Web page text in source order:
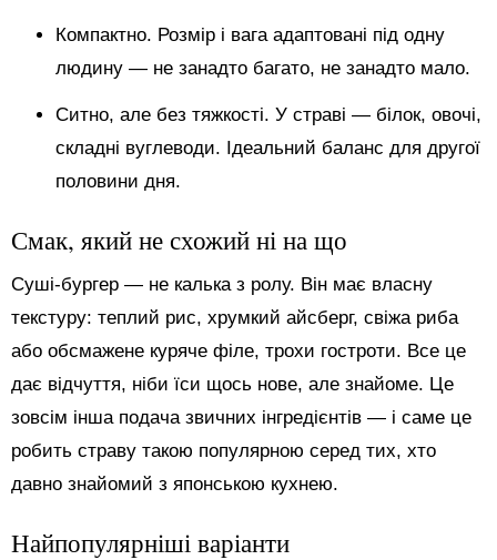
Компактно. Розмір і вага адаптовані під одну
людину — не занадто багато, не занадто мало.
Ситно, але без тяжкості. У страві — білок, овочі,
складні вуглеводи. Ідеальний баланс для другої
половини дня.
Смак, який не схожий ні на що
Суші-бургер — не калька з ролу. Він має власну
текстуру: теплий рис, хрумкий айсберг, свіжа риба
або обсмажене куряче філе, трохи гостроти. Все це
дає відчуття, ніби їси щось нове, але знайоме. Це
зовсім інша подача звичних інгредієнтів — і саме це
робить страву такою популярною серед тих, хто
давно знайомий з японською кухнею.
Найпопулярніші варіанти